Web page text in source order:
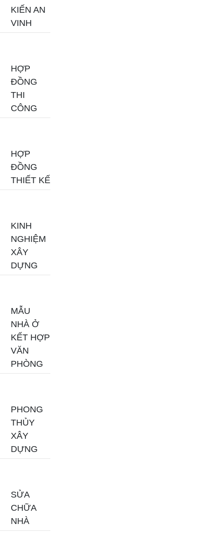
KIẾN AN
VINH
HỢP
ĐỒNG
THI
CÔNG
HỢP
ĐỒNG
THIẾT KẾ
KINH
NGHIỆM
XÂY
DỰNG
MẪU
NHÀ Ở
KẾT HỢP
VĂN
PHÒNG
PHONG
THỦY
XÂY
DỰNG
SỬA
CHỮA
NHÀ